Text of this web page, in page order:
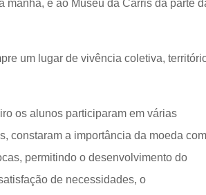
manhã, e ao Museu da Carris da parte
um lugar de vivência coletiva,
os alunos participaram em várias
constaram a importância da moeda
permitindo o desenvolvimento do
de necessidades, o